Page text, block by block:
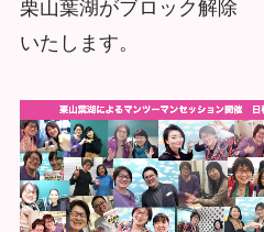
栗山葉湖がブロック解除
いたします。